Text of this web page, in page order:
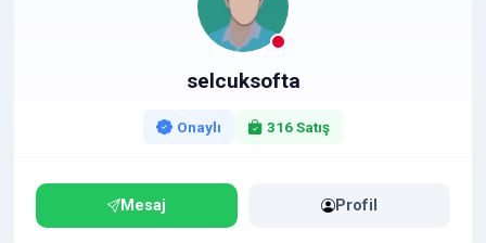
selcuksofta
Onaylı 316 Satış
Mesaj Profil